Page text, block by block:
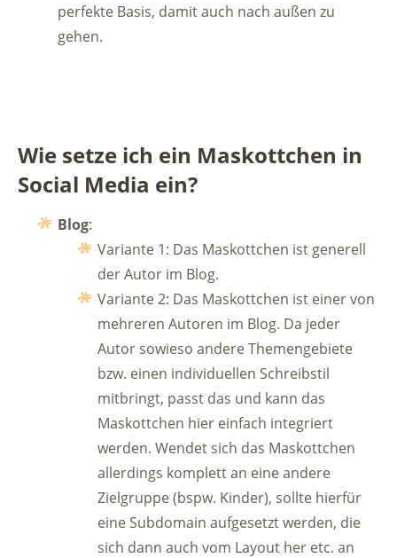
perfekte Basis, damit auch nach außen zu
gehen.
Wie setze ich ein Maskottchen in
Social Media ein?
Blog:
Variante 1: Das Maskottchen ist generell
der Autor im Blog.
Variante 2: Das Maskottchen ist einer von
mehreren Autoren im Blog. Da jeder
Autor sowieso andere Themengebiete
bzw. einen individuellen Schreibstil
mitbringt, passt das und kann das
Maskottchen hier einfach integriert
werden. Wendet sich das Maskottchen
allerdings komplett an eine andere
Zielgruppe (bspw. Kinder), sollte hierfür
eine Subdomain aufgesetzt werden, die
sich dann auch vom Layout her etc. an